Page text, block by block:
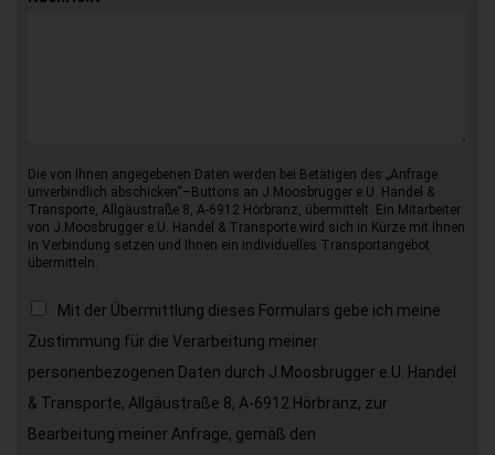
Die von Ihnen angegebenen Daten werden bei Betätigen des „Anfrage
unverbindlich abschicken“–Buttons an J.Moosbrugger e.U. Handel &
Transporte, Allgäustraße 8, A-6912 Hörbranz, übermittelt. Ein Mitarbeiter
von J.Moosbrugger e.U. Handel & Transporte wird sich in Kürze mit Ihnen
in Verbindung setzen und Ihnen ein individuelles Transportangebot
übermitteln.
Mit der Übermittlung dieses Formulars gebe ich meine
Zustimmung für die Verarbeitung meiner
personenbezogenen Daten durch J.Moosbrugger e.U. Handel
& Transporte, Allgäustraße 8, A-6912 Hörbranz, zur
Bearbeitung meiner Anfrage, gemäß den